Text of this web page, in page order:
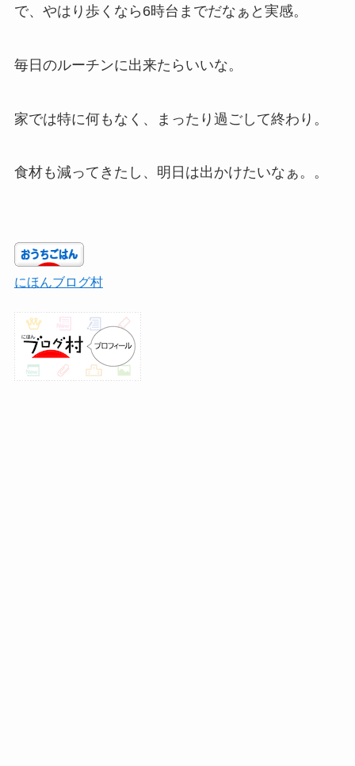
で、やはり歩くなら6時台までだなぁと実感。
毎日のルーチンに出来たらいいな。
家では特に何もなく、まったり過ごして終わり。
食材も減ってきたし、明日は出かけたいなぁ。。
にほんブログ村